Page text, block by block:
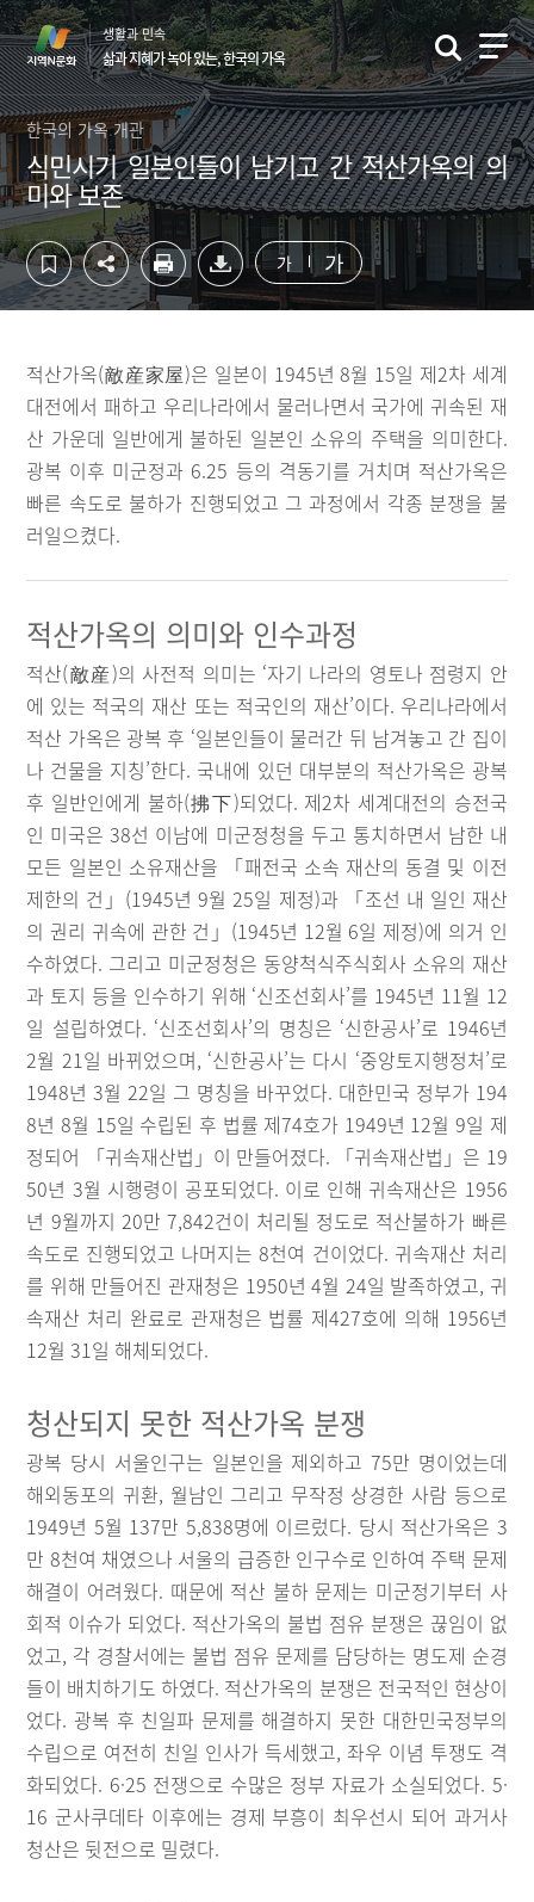
컨
텐
츠
영
역
로
가
기
하
단
영
역
바
가
기
생활과 민속
삶과 지혜가 녹아 있는, 한국의 가옥
한국의 가옥 개관
식민시기 일본인들이 남기고 간 적산가옥의 의
미와 보존
가 가
적산가옥(敵産家屋)은 일본이 1945년 8월 15일 제2차 세계
대전에서 패하고 우리나라에서 물러나면서 국가에 귀속된 재
산 가운데 일반에게 불하된 일본인 소유의 주택을 의미한다.
광복 이후 미군정과 6.25 등의 격동기를 거치며 적산가옥은
빠른 속도로 불하가 진행되었고 그 과정에서 각종 분쟁을 불
러일으켰다.
적산가옥의 의미와 인수과정
적산(敵産)의 사전적 의미는 ‘자기 나라의 영토나 점령지 안
에 있는 적국의 재산 또는 적국인의 재산’이다. 우리나라에서
적산 가옥은 광복 후 ‘일본인들이 물러간 뒤 남겨놓고 간 집이
나 건물을 지칭’한다. 국내에 있던 대부분의 적산가옥은 광복
후 일반인에게 불하(拂下)되었다. 제2차 세계대전의 승전국
인 미국은 38선 이남에 미군정청을 두고 통치하면서 남한 내
모든 일본인 소유재산을 「패전국 소속 재산의 동결 및 이전
제한의 건」(1945년 9월 25일 제정)과 「조선 내 일인 재산
의 권리 귀속에 관한 건」(1945년 12월 6일 제정)에 의거 인
수하였다. 그리고 미군정청은 동양척식주식회사 소유의 재산
과 토지 등을 인수하기 위해 ‘신조선회사’를 1945년 11월 12
일 설립하였다. ‘신조선회사’의 명칭은 ‘신한공사’로 1946년
2월 21일 바뀌었으며, ‘신한공사’는 다시 ‘중앙토지행정처’로
1948년 3월 22일 그 명칭을 바꾸었다. 대한민국 정부가 194
8년 8월 15일 수립된 후 법률 제74호가 1949년 12월 9일 제
정되어 「귀속재산법」이 만들어졌다. 「귀속재산법」은 19
50년 3월 시행령이 공포되었다. 이로 인해 귀속재산은 1956
년 9월까지 20만 7,842건이 처리될 정도로 적산불하가 빠른
속도로 진행되었고 나머지는 8천여 건이었다. 귀속재산 처리
를 위해 만들어진 관재청은 1950년 4월 24일 발족하였고, 귀
속재산 처리 완료로 관재청은 법률 제427호에 의해 1956년
12월 31일 해체되었다.
청산되지 못한 적산가옥 분쟁
광복 당시 서울인구는 일본인을 제외하고 75만 명이었는데
해외동포의 귀환, 월남인 그리고 무작정 상경한 사람 등으로
1949년 5월 137만 5,838명에 이르렀다. 당시 적산가옥은 3
만 8천여 채였으나 서울의 급증한 인구수로 인하여 주택 문제
해결이 어려웠다. 때문에 적산 불하 문제는 미군정기부터 사
회적 이슈가 되었다. 적산가옥의 불법 점유 분쟁은 끊임이 없
었고, 각 경찰서에는 불법 점유 문제를 담당하는 명도제 순경
들이 배치하기도 하였다. 적산가옥의 분쟁은 전국적인 현상이
었다. 광복 후 친일파 문제를 해결하지 못한 대한민국정부의
수립으로 여전히 친일 인사가 득세했고, 좌우 이념 투쟁도 격
화되었다. 6·25 전쟁으로 수많은 정부 자료가 소실되었다. 5·
16 군사쿠데타 이후에는 경제 부흥이 최우선시 되어 과거사
청산은 뒷전으로 밀렸다.